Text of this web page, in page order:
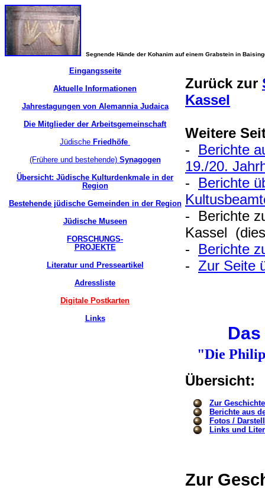
Segnende Hände der Kohanim auf einem Grabstein in
Eingangsseite
Aktuelle Informationen
Jahrestagungen von Alemannia Judaica
Die Mitglieder der Arbeitsgemeinschaft
Jüdische Friedhöfe
(Frühere und bestehende)Synagogen
Übersicht: Jüdische Kulturdenkmale in der
Region
Bestehende jüdische Gemeinden in der Region
Jüdische Museen
FORSCHUNGS-
PROJEKTE
Literatur und Presseartikel
Adressliste
Digitale Postkarten
Links
Zurück zur
Kassel
Weitere
- Berichte
19./20.
- Berichte
- Berichte
Kassel
- Berichte
- Zur Seite
"Die
Übersicht:
Zur
Berichte aus
Fotos /
Links und
Zur